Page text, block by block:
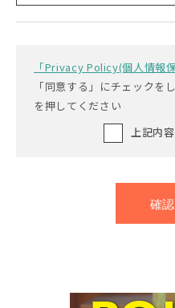
「Privacy Policy(個人情報
「同意する」にチェックを
を押してください
上記内
確